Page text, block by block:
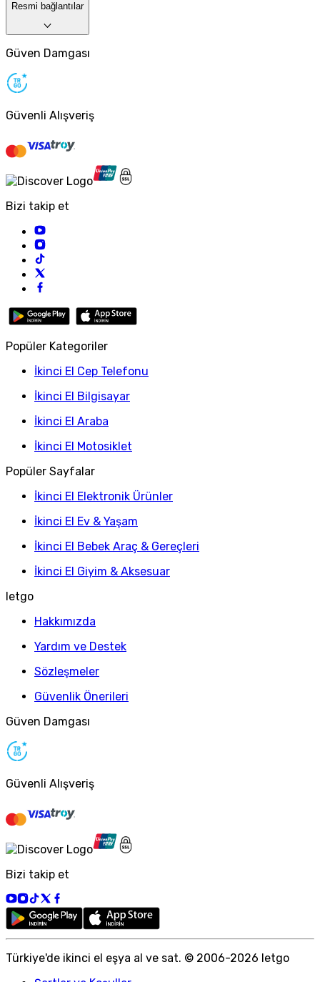
Resmi bağlantılar
Güven Damgası
Güvenli Alışveriş
Bizi takip et
Popüler Kategoriler
İkinci El Cep Telefonu
İkinci El Bilgisayar
İkinci El Araba
İkinci El Motosiklet
Popüler Sayfalar
İkinci El Elektronik Ürünler
İkinci El Ev & Yaşam
İkinci El Bebek Araç & Gereçleri
İkinci El Giyim & Aksesuar
letgo
Hakkımızda
Yardım ve Destek
Sözleşmeler
Güvenlik Önerileri
Güven Damgası
Güvenli Alışveriş
Bizi takip et
Türkiye'de ikinci el eşya al ve sat. © 2006-2026 letgo